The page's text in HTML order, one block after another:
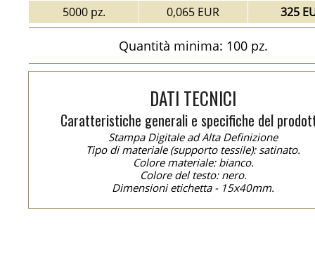
5000 pz.
0,065 EUR 325
Quantità minima: 100 pz.
DATI TECNICI
Caratteristiche generali e specifiche del
Stampa Digitale ad Alta Definizione
Tipo di materiale (supporto tessile): satinato.
Colore materiale: bianco.
Colore del testo: nero.
Dimensioni etichetta - 15x40mm.